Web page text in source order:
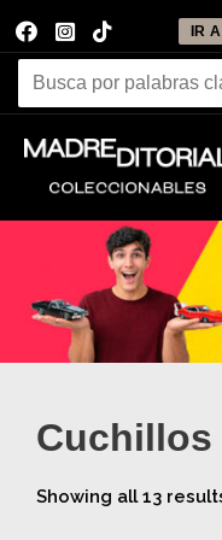
IR
Cuchillos
Showing all 13